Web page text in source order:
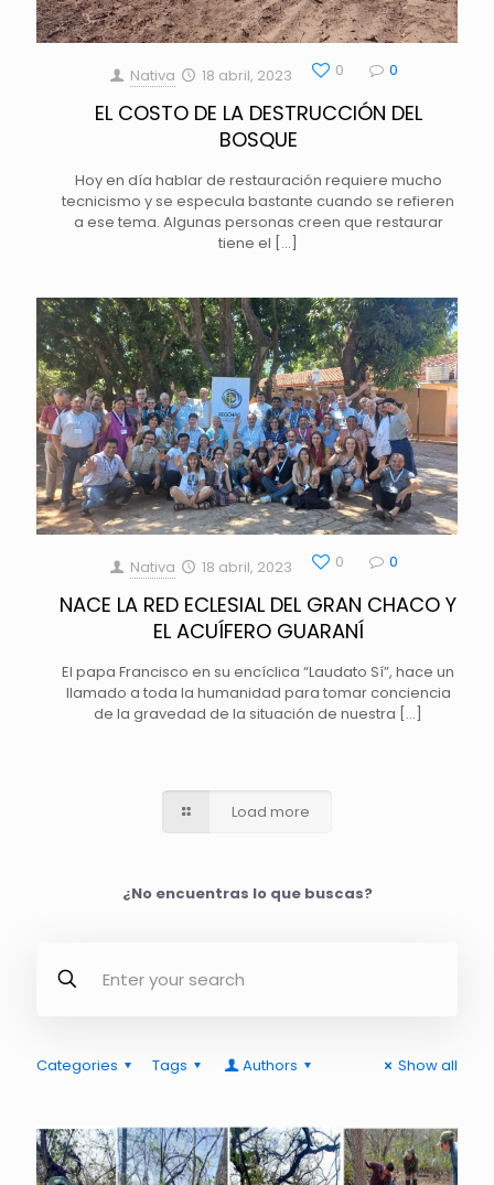
Nativa 18 abril, 2023 0 0
EL COSTO DE LA DESTRUCCIÓN DEL
BOSQUE
Hoy en día hablar de restauración requiere mucho
tecnicismo y se especula bastante cuando se refieren
a ese tema. Algunas personas creen que restaurar
tiene el […]
Nativa 18 abril, 2023 0 0
NACE LA RED ECLESIAL DEL GRAN CHACO Y
EL ACUÍFERO GUARANÍ
El papa Francisco en su encíclica “Laudato Sí”, hace un
llamado a toda la humanidad para tomar conciencia
de la gravedad de la situación de nuestra […]
Load more
¿No encuentras lo que buscas?
Categories Tags Authors Show all